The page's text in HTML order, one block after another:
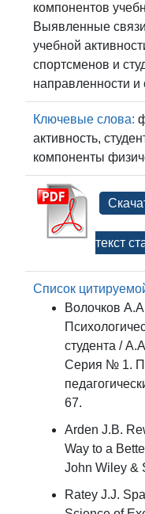
компонентов
Выявленные
учебной
спортсменов и
направленности и
Ключевые слова:
активность,
компоненты
текст
Список
Волочков
студента /
Серия № 1.
67.
Arden J.B.
Way to a
John Wiley &
Ratey J.J.